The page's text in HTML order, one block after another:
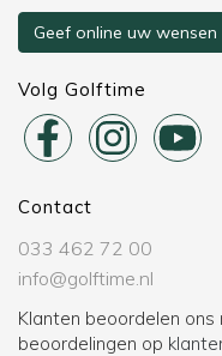
Geef online uw
Volg Golftime
Contact
033 462 72 00
info@golftime.nl
Klanten beoordelen
beoordelingen op